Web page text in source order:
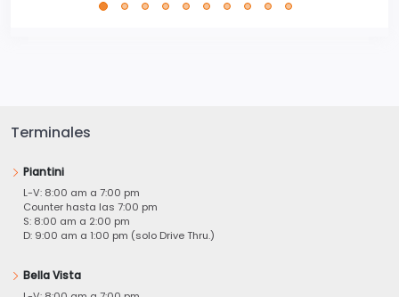
Terminales
Piantini
L-V: 8:00 am a 7:00 pm
Counter hasta las 7:00 pm
S: 8:00 am a 2:00 pm
D: 9:00 am a 1:00 pm (solo Drive Thru.)
Bella Vista